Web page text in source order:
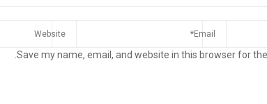
Save my name, email, and website in this browser for